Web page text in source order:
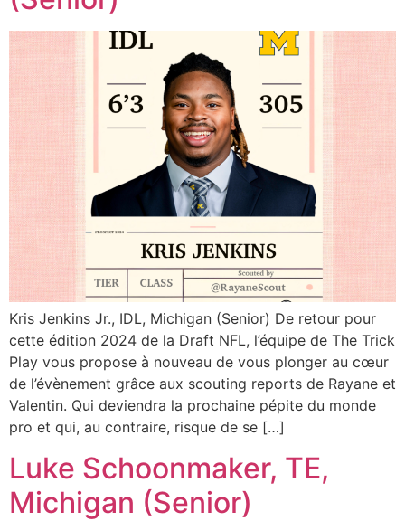
Kris Jenkins Jr., IDL, Michigan (Senior) De retour pour
cette édition 2024 de la Draft NFL, l’équipe de The Trick
Play vous propose à nouveau de vous plonger au cœur
de l’évènement grâce aux scouting reports de Rayane et
Valentin. Qui deviendra la prochaine pépite du monde
pro et qui, au contraire, risque de se […]
Luke Schoonmaker, TE,
Michigan (Senior)